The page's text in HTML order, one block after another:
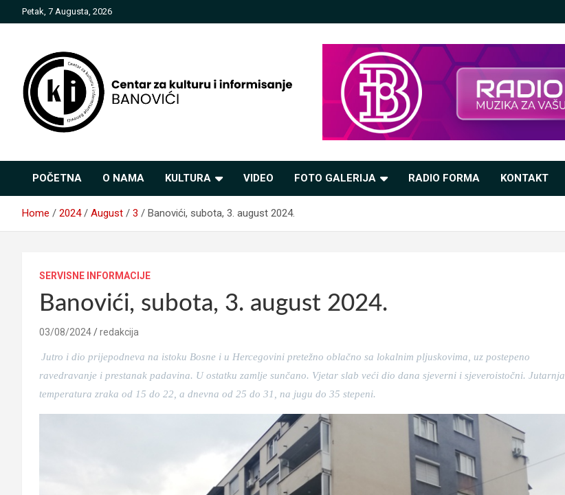
to
Petak, 7 Augusta, 2026
informisanje Banovići
POČETNA O NAMA KULTURA VIDEO FOTO GALERIJA RADIO FORMA KONTAKT
Home 2024 August 3 Banovići, subota, 3. august 2024.
SERVISNE INFORMACIJE
Banovići, subota, 3. august 2024.
03/08/2024 redakcija
Jutro i dio prijepodneva na istoku Bosne i u Hercegovini pretežno oblačno sa lokalnim pljuskovima, uz postepeno
ravedravanje i prestanak padavina. U ostatku zamlje sunčano. Vjetar slab veći dio dana sjeverni i sjeveroistočni. Jutarnja
temperatura zraka od 15 do 22, a dnevna od 25 do 31, na jugu do 35 stepeni.